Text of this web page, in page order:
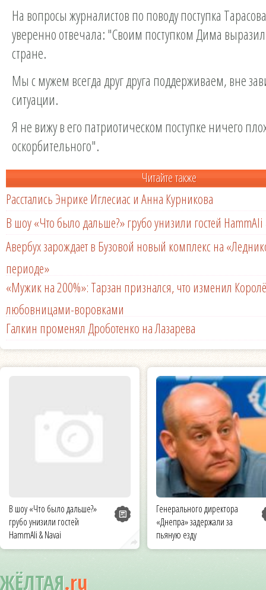
На вопросы журналистов по поводу поступка
уверенно отвечала: "Своим поступком Дима
стране.
Мы с мужем всегда друг друга поддерживаем, вне
ситуации.
Я не вижу в его патриотическом поступке ничего
оскорбительного".
Читайте также
Расстались Энрике Иглесиас и Анна Курникова
В шоу «Что было дальше?» грубо унизили гостей HammAli
Авербух зарождает в Бузовой новый комплекс на
периоде»
«Мужик на 200%»: Тарзан признался, что изменил
любовницами-воровками
Галкин променял Дроботенко на Лазарева
В шоу «Что было дальше?»
грубо унизили гостей
HammAli & Navai
Генерального директора
«Днепра» задержали за
пьяную езду
ЖЁЛТАЯ.ru